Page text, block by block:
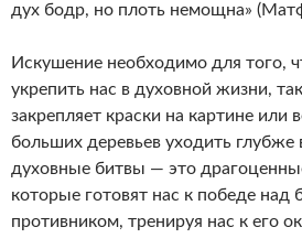
дух бодр, но плоть немощна»
Искушение необходимо для того,
укрепить нас в духовной жизни,
закрепляет краски на картине или
больших деревьев уходить глубже
духовные битвы — это
которые готовят нас к победе над
противником, тренируя нас к его